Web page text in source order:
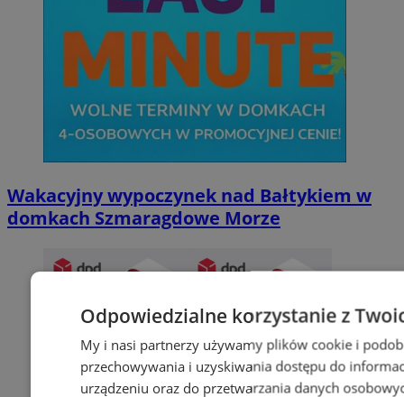
Wakacyjny wypoczynek nad Bałtykiem w
domkach Szmaragdowe Morze
Odpowiedzialne korzystanie z
My i nasi partnerzy używamy plików cookie i
przechowywania i uzyskiwania dostępu do
urządzeniu oraz do przetwarzania danych